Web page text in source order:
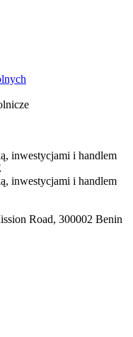
inwestycjami i handlem
inwestycjami i handlem
Road, 300002 Benin